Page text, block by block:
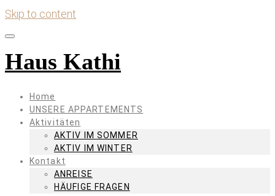
Skip to content
Haus Kathi
Home
UNSERE APPARTEMENTS
Aktivitäten
AKTIV IM SOMMER
AKTIV IM WINTER
Kontakt
ANREISE
HÄUFIGE FRAGEN